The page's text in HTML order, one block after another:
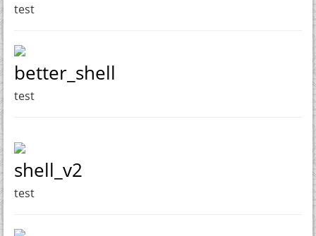
test
better_shell
test
shell_v2
test